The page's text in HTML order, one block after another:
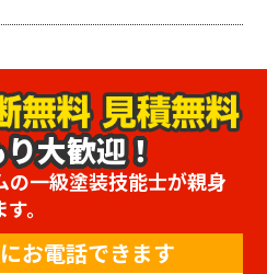
大歓迎！
の一級塗装技能士が親身
。
お電話できます